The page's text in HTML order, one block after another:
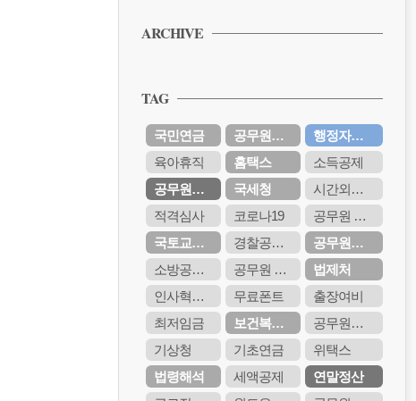
공무원 보고서 양식 무료 다운받기
PPT 무료 서식 다운받기
공무원 보고서 양식 무료 다운받기
PPT 무료 서식 다운받기
ARCHIVE
TAG
국민연금 공무원수당
행정자치부
육아휴직
홈택스
소득공제
공무원연금
국세청
시간외근무수당
적격심사
코로나19
공무원 봉급
국토교통부
경찰공무원
공무원연금공단
소방공무원
공무원 봉급표
법제처
인사혁신처
무료폰트
출장여비
최저임금
보건복지부
공무원연금관리공단
기상청
기초연금
위택스
법령해석
세액공제
연말정산